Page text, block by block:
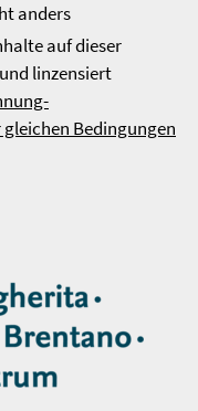
anders
auf dieser
linzensiert
Bedingungen